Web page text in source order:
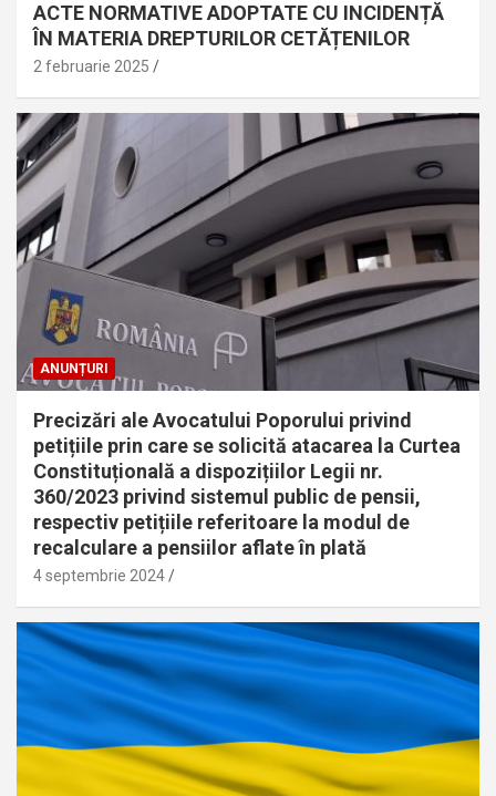
ACTE NORMATIVE ADOPTATE CU INCIDENȚĂ
ÎN MATERIA DREPTURILOR CETĂȚENILOR
2 februarie 2025
ANUNȚURI
Precizări ale Avocatului Poporului privind
petițiile prin care se solicită atacarea la Curtea
Constituțională a dispozițiilor Legii nr.
360/2023 privind sistemul public de pensii,
respectiv petițiile referitoare la modul de
recalculare a pensiilor aflate în plată
4 septembrie 2024